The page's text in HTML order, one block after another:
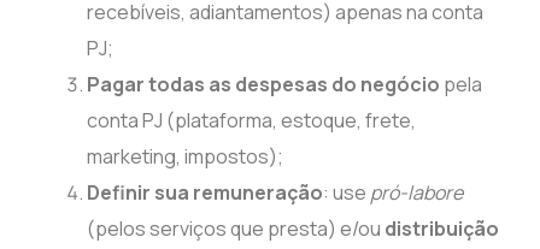
recebíveis, adiantamentos) apenas na conta
PJ;
Pagar todas as despesas do negócio pela
conta PJ (plataforma, estoque, frete,
marketing, impostos);
Definir sua remuneração: use pró-labore
(pelos serviços que presta) e/ou distribuição